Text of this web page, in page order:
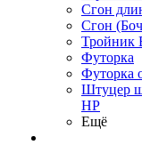
Сгон
Сгон
Тройник
Футорка
Футорка
Штуцер
НР
Ещё